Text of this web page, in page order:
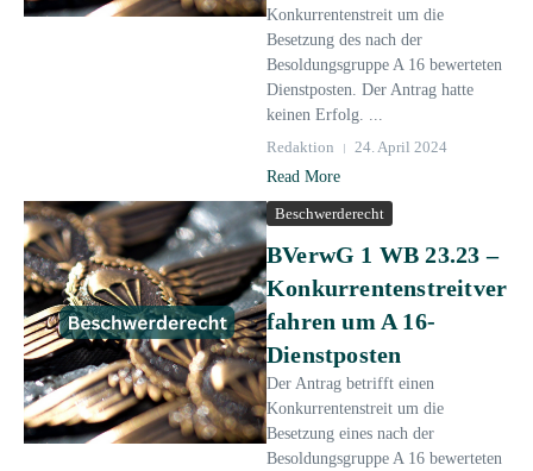
Konkurrentenstreit um die
Besetzung des nach der
Besoldungsgruppe A 16 bewerteten
Dienstposten. Der Antrag hatte
keinen Erfolg. ...
Redaktion
24. April 2024
Read More
Beschwerderecht
BVerwG 1 WB 23.23 –
Konkurrentenstreitver
fahren um A 16-
Dienstposten
Der Antrag betrifft einen
Konkurrentenstreit um die
Besetzung eines nach der
Besoldungsgruppe A 16 bewerteten